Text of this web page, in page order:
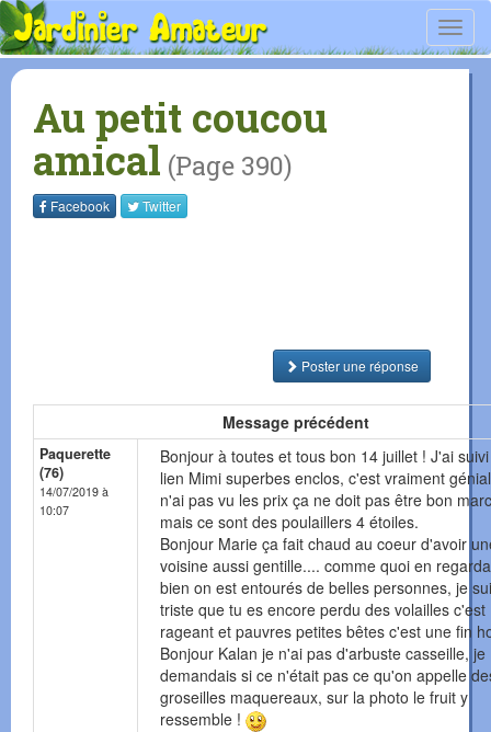
Au petit coucou
amical (Page 390)
Facebook Twitter
Poster une réponse
Message précédent
Paquerette
(76)
14/07/2019 à
10:07
Bonjour à toutes et tous bon 14 juillet ! J'ai
lien Mimi superbes enclos, c'est vraiment
n'ai pas vu les prix ça ne doit pas être bon
mais ce sont des poulaillers 4 étoiles.
Bonjour Marie ça fait chaud au coeur d'avoir
voisine aussi gentille.... comme quoi en
bien on est entourés de belles personnes, je
triste que tu es encore perdu des volailles c'est
rageant et pauvres petites bêtes c'est une fin
Bonjour Kalan je n'ai pas d'arbuste casseille, je
demandais si ce n'était pas ce qu'on appelle
groseilles maquereaux, sur la photo le fruit y
ressemble !